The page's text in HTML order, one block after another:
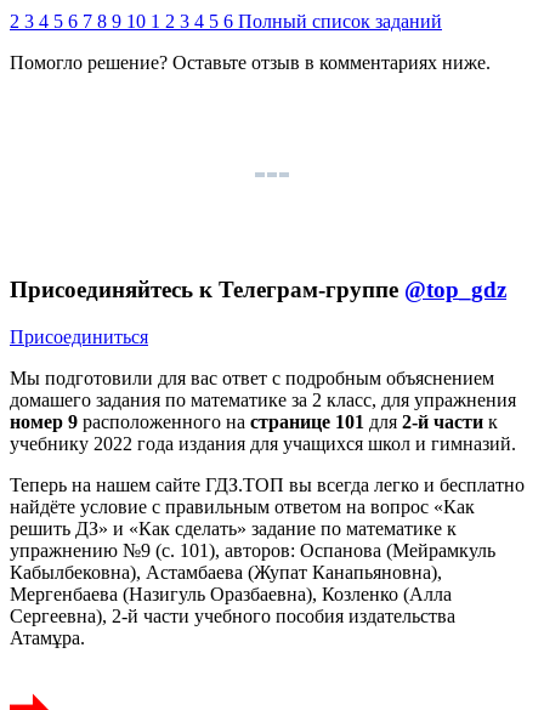
2 3 4 5 6 7 8 9 10 1 2 3 4 5 6 Полный список заданий
Помогло решение? Оставьте отзыв в комментариях ниже.
Присоединяйтесь к Телеграм-группе @top_gdz
Присоединиться
Мы подготовили для вас ответ c подробным объяснением
домашего задания по математике за 2 класс, для упражнения
номер 9 расположенного на странице 101 для 2-й части к
учебнику 2022 года издания для учащихся школ и гимназий.
Теперь на нашем сайте ГДЗ.ТОП вы всегда легко и бесплатно
найдёте условие с правильным ответом на вопрос «Как
решить ДЗ» и «Как сделать» задание по математике к
упражнению №9 (с. 101), авторов: Оспанова (Мейрамкуль
Кабылбековна), Астамбаева (Жупат Канапьяновна),
Мергенбаева (Назигуль Оразбаевна), Козленко (Алла
Сергеевна), 2-й части учебного пособия издательства
Атамұра.